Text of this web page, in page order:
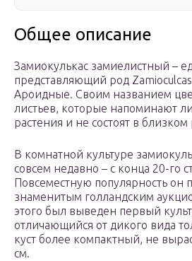
Общее описание
Замиокулькас замиелистный –
представляющий род
Ароидные. Своим названием
листьев, которые напоминают
растения и не состоят в близком
В комнатной культуре
совсем недавно – с конца 20-го
Повсеместную популярность он
знаменитым голландским
этого был выведен первый
отличающийся от дикого вида
куст более компактный, не
см.